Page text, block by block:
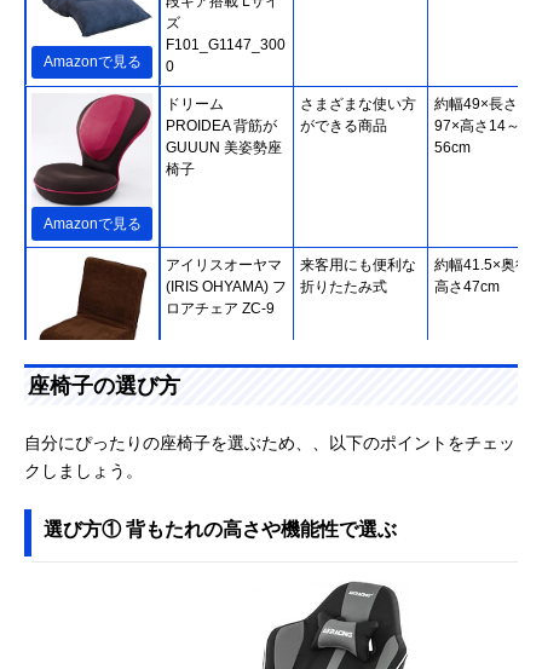
Amazonで見る
ズ
F101_G1147_300
0
Amazonで見る
ドリーム
PROIDEA 背筋が
GUUUN 美姿勢座
椅子
さまざまな使い方
ができる商品
約幅49×長さ60
97×高さ14～
56cm
Amazonで見る
アイリスオーヤマ
(IRIS OHYAMA) フ
ロアチェア ZC-9
来客用にも便利な
折りたたみ式
約幅41.5×奥行
高さ47cm
MEIKOH HOME
TEC 腰の神様がく
ZMLX1-アロー
人気シリーズの第
3弾！約150cmの
幅63×奥行96～
154×高さ14～
転座椅子 Mawaru
弾力があって疲れ
にくい快適な座り
心地
座椅子の選び方
自分にぴったりの座椅子を選ぶため、、以下のポイントをチェッ
クしましょう。
選び方① 背もたれの高さや機能性で選ぶ